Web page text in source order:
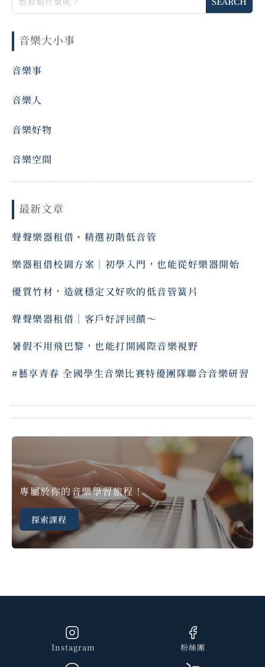
音樂大小事
音樂事
音樂人
音樂好物
音樂空間
最新文章
聲聲樂器租借・精選初階低音管
樂器租借校園方案｜初學入門，也能從好樂器開始
優質竹材，造就穩定又好吹的低音管簧片
聲聲樂器租借｜客戶好評回饋～ ⠀
暑假不用飛巴黎，也能打開國際音樂視野
#藝享青春 全國學生音樂比賽特優團隊聯合音樂研習
專屬於你的音樂學習旅程！
探索課程
Instagram 粉絲團